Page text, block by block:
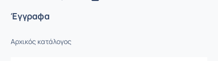
Έγγραφα
Αρχικός κατάλογος